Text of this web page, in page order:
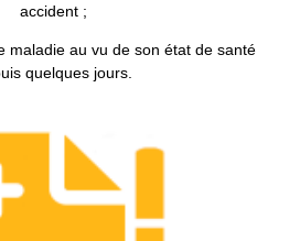
accident ;
maladie au vu de son état de santé
quelques jours.